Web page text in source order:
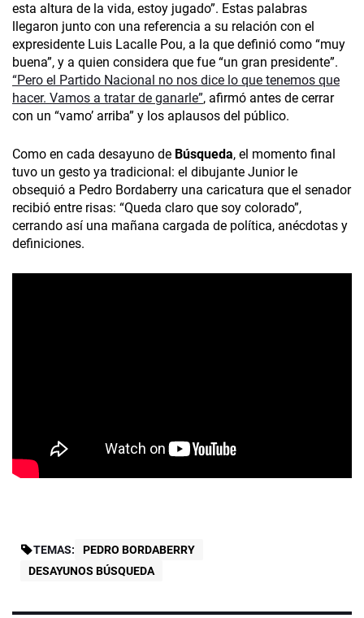
esta altura de la vida, estoy jugado”. Estas palabras
llegaron junto con una referencia a su relación con el
expresidente Luis Lacalle Pou, a la que definió como “muy
buena”, y a quien considera que fue “un gran presidente”.
“Pero el Partido Nacional no nos dice lo que tenemos que
hacer. Vamos a tratar de ganarle”, afirmó antes de cerrar
con un “vamo’ arriba” y los aplausos del público.
Como en cada desayuno de Búsqueda, el momento final
tuvo un gesto ya tradicional: el dibujante Junior le
obsequió a Pedro Bordaberry una caricatura que el senador
recibió entre risas: “Queda claro que soy colorado”,
cerrando así una mañana cargada de política, anécdotas y
definiciones.
TEMAS:
PEDRO BORDABERRY
DESAYUNOS BÚSQUEDA